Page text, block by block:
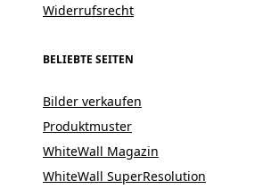
Widerrufsrecht
BELIEBTE SEITEN
Bilder verkaufen
Produktmuster
WhiteWall Magazin
WhiteWall SuperResolution